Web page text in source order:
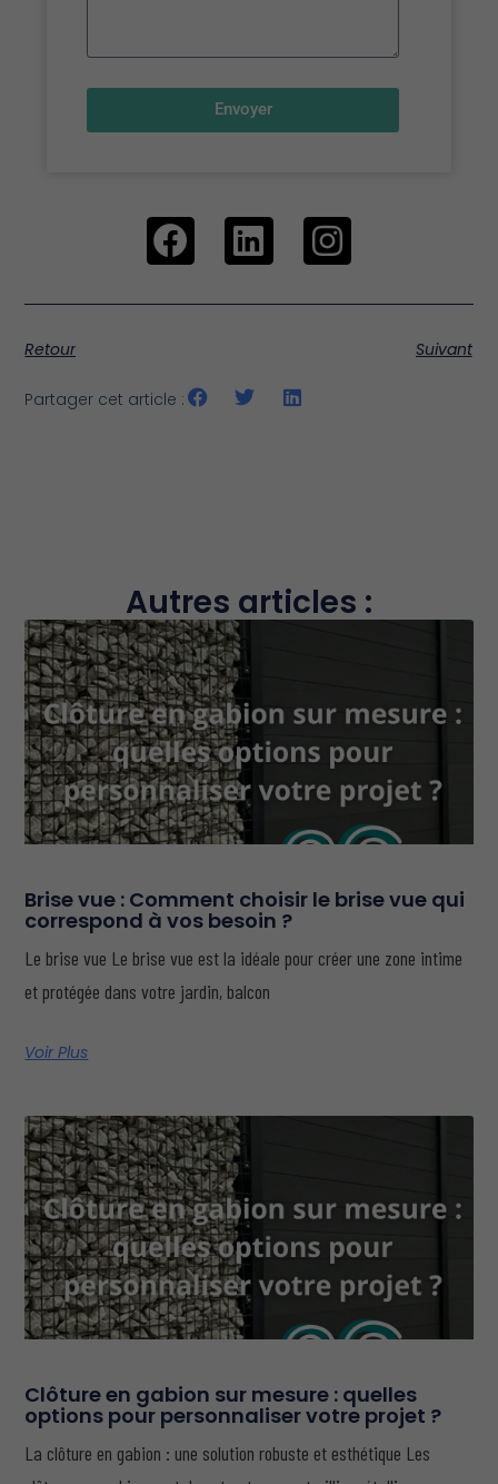
Envoyer
Retour Suivant
Partager cet article :
Autres articles :
Brise vue : Comment choisir le brise vue qui
correspond à vos besoin ?
Le brise vue Le brise vue est la idéale pour créer une zone intime
et protégée dans votre jardin, balcon
Voir Plus
Clôture en gabion sur mesure : quelles
options pour personnaliser votre projet ?
La clôture en gabion : une solution robuste et esthétique Les